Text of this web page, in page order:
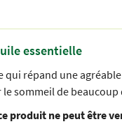
essentielle
qui répand une
sommeil de beaucoup
produit ne peut être